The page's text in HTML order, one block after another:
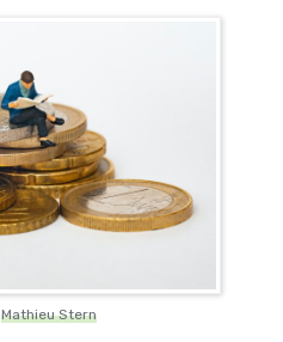
Mathieu Stern